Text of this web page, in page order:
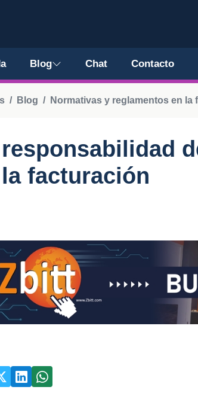
Blog Chat Contacto
Blog Normativas y reglamentos en la
facturación